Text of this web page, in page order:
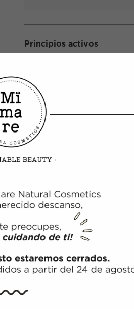
Principios activos
Aceite de arroz
COLOR BARRO